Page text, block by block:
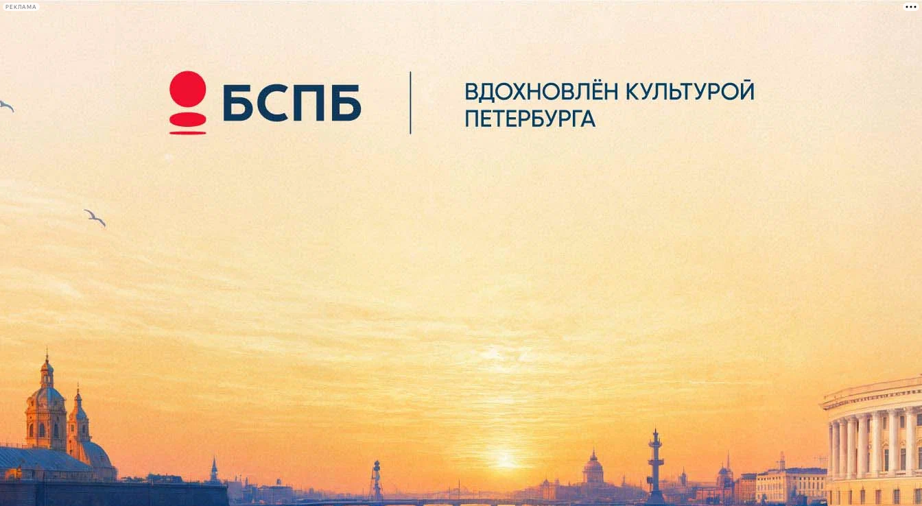
РЕКЛАМА
лекции
книги
День и ночь российского кино отметят бесплатными сеансами
22 августа 2017,
27 августа страна отметит День российского кино, к которому приурочена акция с бесплатными сеансами.
Показывать во всех городах будут одно и то же – комедию «Кухня. Последняя битва» Антона Федотова, драму «Время первых» Дмитрия Киселева, военный фильм «28 панфиловцев» Кима
Дружинина и Андрея Шальопы. А детям покажут мультфильм «Снежная королева — 3: Огонь и лед» режиссера Алексея Цицилина. В Минкульте сообщили, что именно эти ленты были
выбраны народным голосованием из предложенных 15 вариантов.